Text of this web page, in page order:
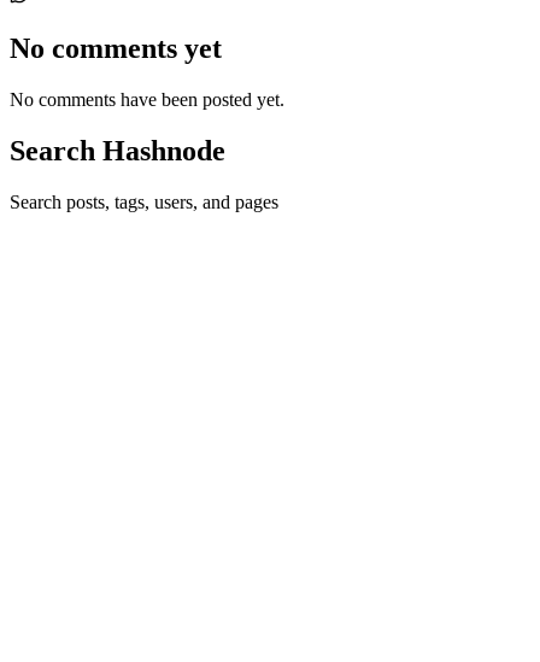
No comments yet
No comments have been posted yet.
Search Hashnode
Search posts, tags, users, and pages